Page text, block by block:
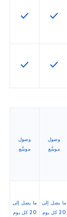
لرمز التخزين
الميزة لرمز
تتوفّر هذه الميزة
check تتوفّر
check
لرمز التخزين
الميزة لرمز
تتوفّر هذه الميزة
check تتوفّر
check
وصول
موسَّع
وصول
موسَّع
ما يصل إلى
20 كل يوم
ما يصل إلى
20 كل يوم